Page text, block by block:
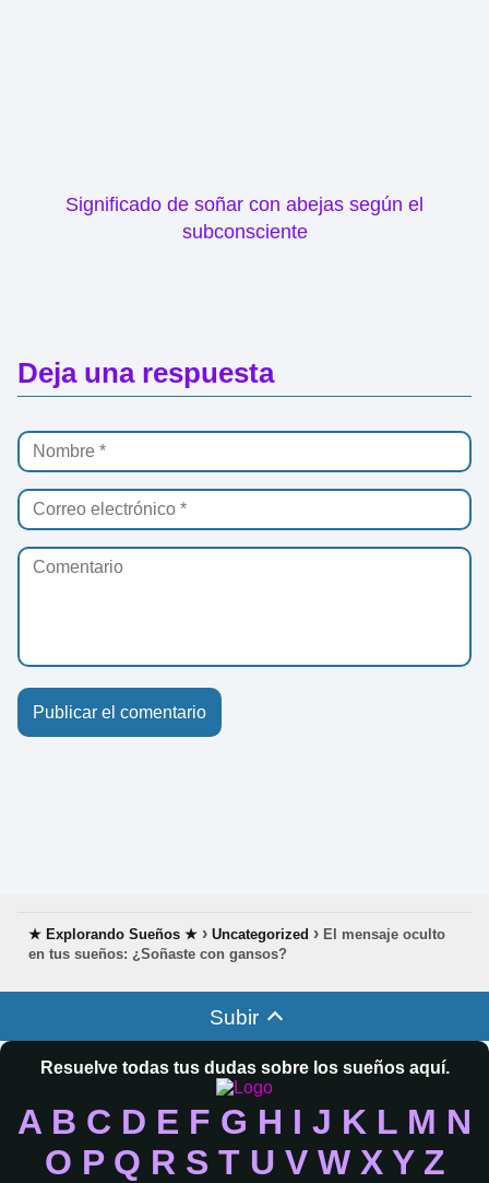
Significado de soñar con abejas según el
subconsciente
Deja una respuesta
★ Explorando Sueños ★ Uncategorized
El mensaje oculto
en tus sueños: ¿Soñaste con gansos?
Subir
Resuelve todas tus dudas sobre los sueños aquí.
A B C D E F G H I J K L M N
O P Q R S T U V W X Y Z